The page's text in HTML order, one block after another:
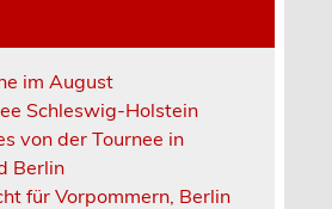
im August
Schleswig-Holstein
von der Tournee in
Berlin
für Vorpommern, Berlin